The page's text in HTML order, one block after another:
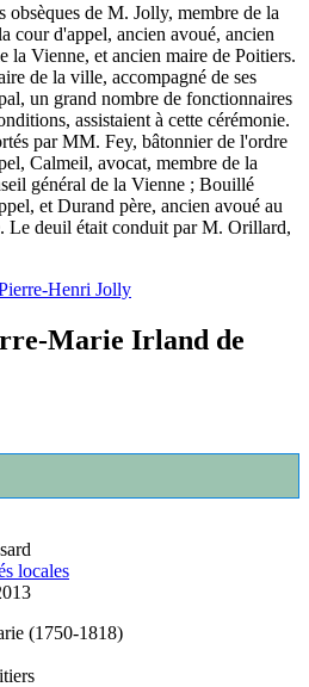
obsèques de M. Jolly, membre de la
cour d'appel, ancien avoué, ancien
la Vienne, et ancien maire de Poitiers.
de la ville, accompagné de ses
un grand nombre de fonctionnaires
assistaient à cette cérémonie.
par MM. Fey, bâtonnier de l'ordre
Calmeil, avocat, membre de la
général de la Vienne ; Bouillé
et Durand père, ancien avoué au
Le deuil était conduit par M. Orillard,
Henri Jolly
Marie Irland de
locales
(1750-1818)